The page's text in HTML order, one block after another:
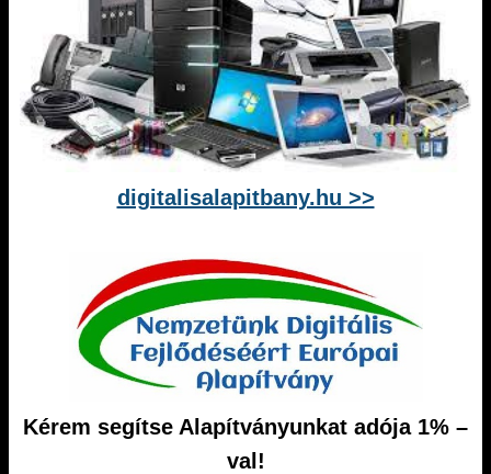
digitalisalapitbany.hu >>
Kérem segítse Alapítványunkat adója 1% –
val!